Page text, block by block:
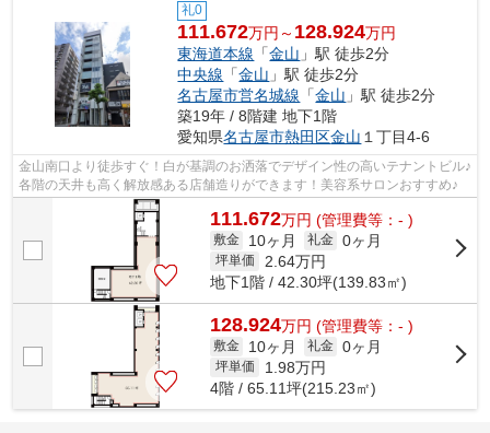
礼0
111.672万円～ 128.924万円
東海道本線 「金山 」駅 徒歩2分
中央線 「金山 」駅 徒歩2分
名古屋市営名城線 「金山 」駅 徒歩2分
築19年 / 8階建 地下1階
愛知県名古屋市熱田区金山 １丁目4-6
金山南口より徒歩すぐ！白が基調のお洒落でデザイン性の高いテナントビル♪
各階の天井も高く解放感ある店舗造りができます！美容系サロンおすすめ♪
111.672万円 (管理費等：- )
敷金 10ヶ月 礼金 0ヶ月
坪単価 2.64万円
地下1階 / 42.30坪(139.83㎡)
128.924万円 (管理費等：- )
敷金 10ヶ月 礼金 0ヶ月
坪単価 1.98万円
4階 / 65.11坪(215.23㎡)